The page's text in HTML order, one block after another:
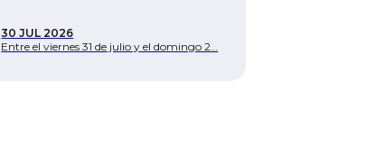
30 JUL 2026
Entre el viernes 31 de julio y el domingo 2…